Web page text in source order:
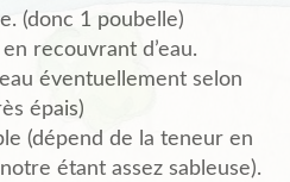
(donc 1 poubelle)
recouvrant d’eau.
éventuellement selon
épais)
(dépend de la teneur en
étant assez sableuse).